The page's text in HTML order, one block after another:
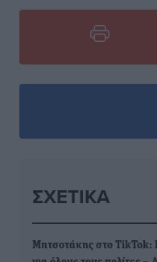
ΣΧΕΤΙΚΆ
Μητσοτάκης στο TikTok: